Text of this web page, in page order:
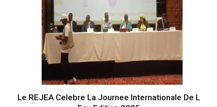
Le REJEA Celebre La Journee Internationale De L